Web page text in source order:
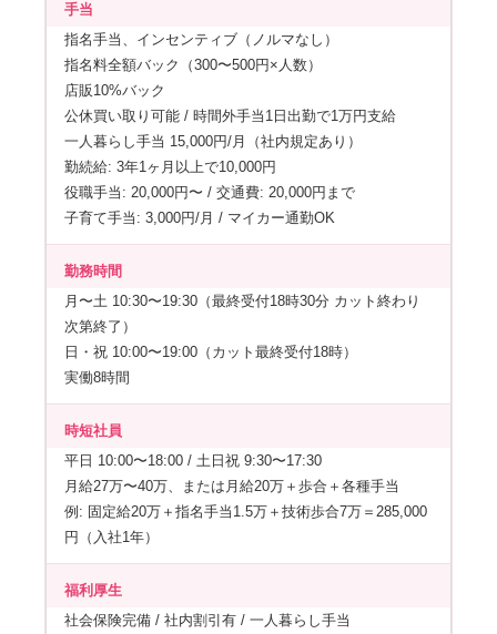
手当
指名手当、インセンティブ（ノルマなし）
指名料全額バック（300〜500円×人数）
店販10%バック
公休買い取り可能 / 時間外手当1日出勤で1万円支給
一人暮らし手当 15,000円/月（社内規定あり）
勤続給: 3年1ヶ月以上で10,000円
役職手当: 20,000円〜 / 交通費: 20,000円まで
子育て手当: 3,000円/月 / マイカー通勤OK
勤務時間
月〜土 10:30〜19:30（最終受付18時30分 カット終わり
次第終了）
日・祝 10:00〜19:00（カット最終受付18時）
実働8時間
時短社員
平日 10:00〜18:00 / 土日祝 9:30〜17:30
月給27万〜40万、または月給20万＋歩合＋各種手当
例: 固定給20万＋指名手当1.5万＋技術歩合7万＝285,000
円（入社1年）
福利厚生
社会保険完備 / 社内割引有 / 一人暮らし手当